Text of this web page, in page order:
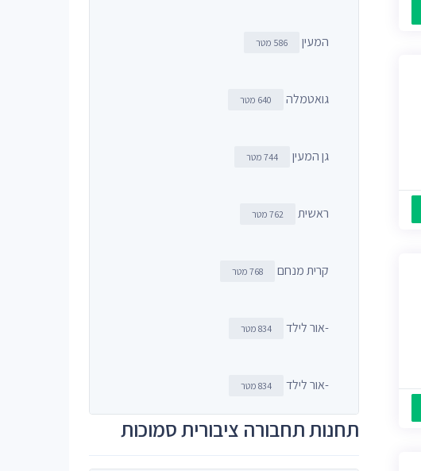
המעין 586 מטר
גואטמלה 640 מטר
גן המעין 744 מטר
ראשית 762 מטר
קרית מנחם 768 מטר
-אור לילד 834 מטר
-אור לילד 834 מטר
תחנות תחבורה ציבורית סמוכות